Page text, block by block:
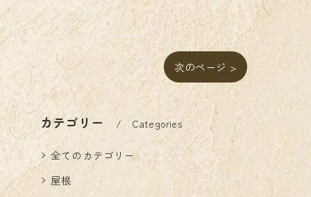
次のページ >
カテゴリー Categories
全てのカテゴリー
屋根